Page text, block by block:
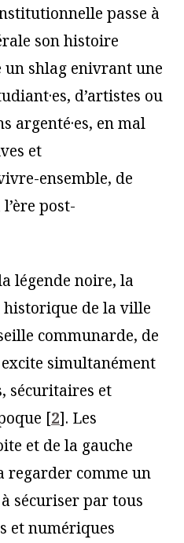
passe à
son histoire
shlag enivrant une
d’artistes ou
argenté·es, en mal
et
ensemble, de
post-
légende noire, la
de la ville
communarde, de
simultanément
sécuritaires et
[2]. Les
et de la gauche
regarder comme un
sécuriser par tous
et numériques